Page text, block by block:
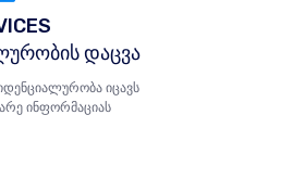
დაცვა
იცავს
ინფორმაციას